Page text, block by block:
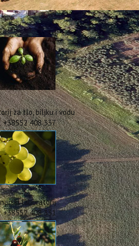
za tlo, biljku i vodu
+38552 408 337
laboratorij
+38552 408 331